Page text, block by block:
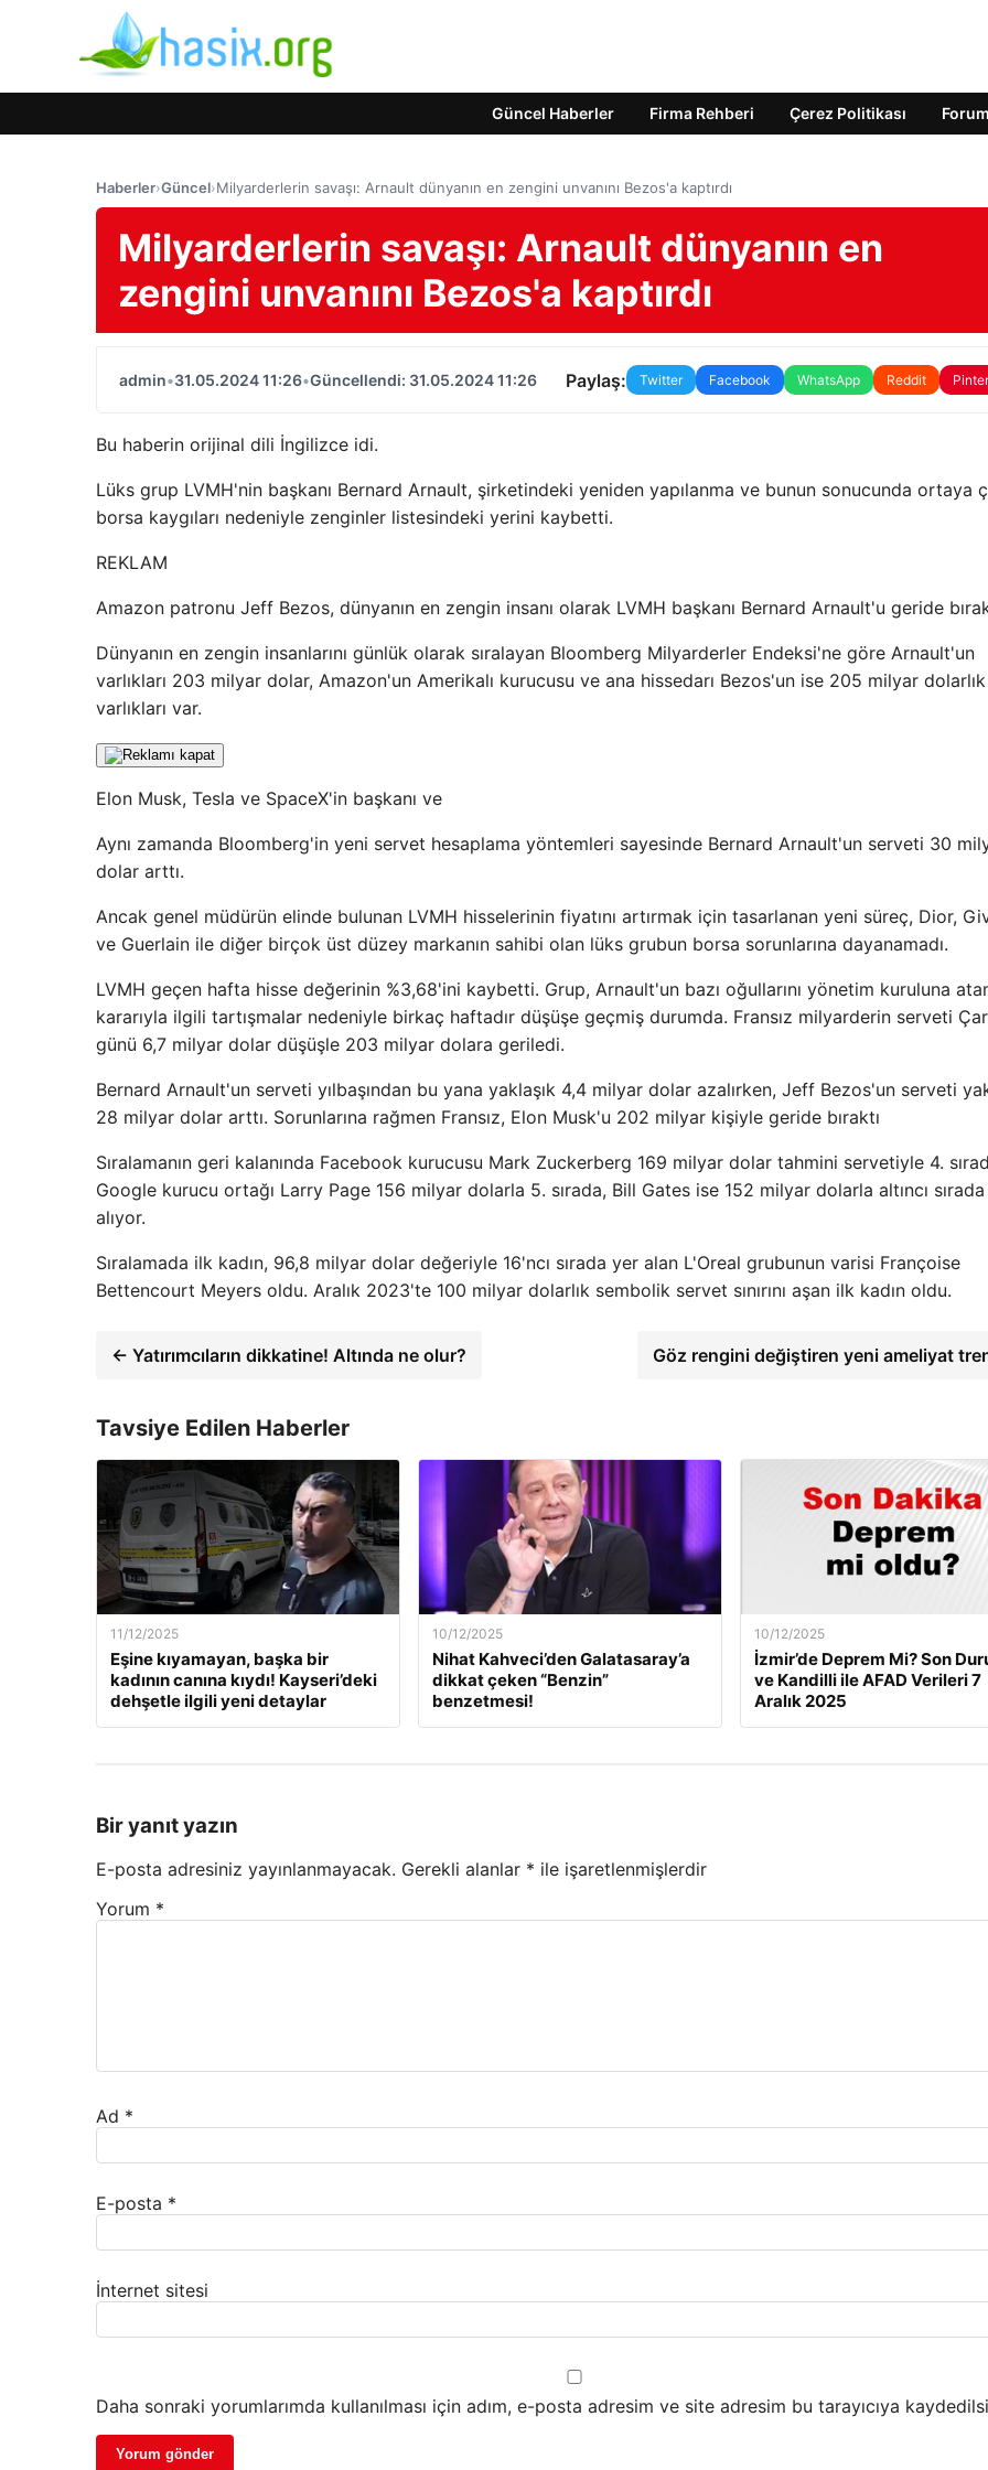
Güncel Haberler Firma Rehberi Çerez Politikası Forum
Haberler›Güncel›Milyarderlerin savaşı: Arnault dünyanın en zengini unvanını Bezos'a kaptırdı
Milyarderlerin savaşı: Arnault dünyanın en
zengini unvanını Bezos'a kaptırdı
admin•31.05.2024 11:26•Güncellendi: 31.05.2024 11:26 Paylaş: Twitter Facebook WhatsApp Reddit
Bu haberin orijinal dili İngilizce idi.
Lüks grup LVMH'nin başkanı Bernard Arnault, şirketindeki yeniden yapılanma ve bunun sonucunda ortaya
borsa kaygıları nedeniyle zenginler listesindeki yerini kaybetti.
REKLAM
Amazon patronu Jeff Bezos, dünyanın en zengin insanı olarak LVMH başkanı Bernard Arnault'u geride
Dünyanın en zengin insanlarını günlük olarak sıralayan Bloomberg Milyarderler Endeksi'ne göre Arnault'un
varlıkları 203 milyar dolar, Amazon'un Amerikalı kurucusu ve ana hissedarı Bezos'un ise 205 milyar dolarlık
varlıkları var.
Elon Musk, Tesla ve SpaceX'in başkanı ve
Aynı zamanda Bloomberg'in yeni servet hesaplama yöntemleri sayesinde Bernard Arnault'un serveti 30
dolar arttı.
Ancak genel müdürün elinde bulunan LVMH hisselerinin fiyatını artırmak için tasarlanan yeni süreç, Dior,
ve Guerlain ile diğer birçok üst düzey markanın sahibi olan lüks grubun borsa sorunlarına dayanamadı.
LVMH geçen hafta hisse değerinin %3,68'ini kaybetti. Grup, Arnault'un bazı oğullarını yönetim kuruluna
kararıyla ilgili tartışmalar nedeniyle birkaç haftadır düşüşe geçmiş durumda. Fransız milyarderin serveti
günü 6,7 milyar dolar düşüşle 203 milyar dolara geriledi.
Bernard Arnault'un serveti yılbaşından bu yana yaklaşık 4,4 milyar dolar azalırken, Jeff Bezos'un serveti
28 milyar dolar arttı. Sorunlarına rağmen Fransız, Elon Musk'u 202 milyar kişiyle geride bıraktı
Sıralamanın geri kalanında Facebook kurucusu Mark Zuckerberg 169 milyar dolar tahmini servetiyle 4.
Google kurucu ortağı Larry Page 156 milyar dolarla 5. sırada, Bill Gates ise 152 milyar dolarla altıncı
alıyor.
Sıralamada ilk kadın, 96,8 milyar dolar değeriyle 16'ncı sırada yer alan L'Oreal grubunun varisi Françoise
Bettencourt Meyers oldu. Aralık 2023'te 100 milyar dolarlık sembolik servet sınırını aşan ilk kadın oldu.
← Yatırımcıların dikkatine! Altında ne olur? Göz rengini değiştiren yeni ameliyat
Tavsiye Edilen Haberler
11/12/2025
Eşine kıyamayan, başka bir
kadının canına kıydı! Kayseri’deki
dehşetle ilgili yeni detaylar
10/12/2025
Nihat Kahveci’den Galatasaray’a
dikkat çeken “Benzin”
benzetmesi!
10/12/2025
İzmir’de Deprem Mi? Son
ve Kandilli ile AFAD Verileri 7
Aralık 2025
Bir yanıt yazın
E-posta adresiniz yayınlanmayacak. Gerekli alanlar * ile işaretlenmişlerdir
Yorum *
Ad *
E-posta *
İnternet sitesi
Daha sonraki yorumlarımda kullanılması için adım, e-posta adresim ve site adresim bu tarayıcıya